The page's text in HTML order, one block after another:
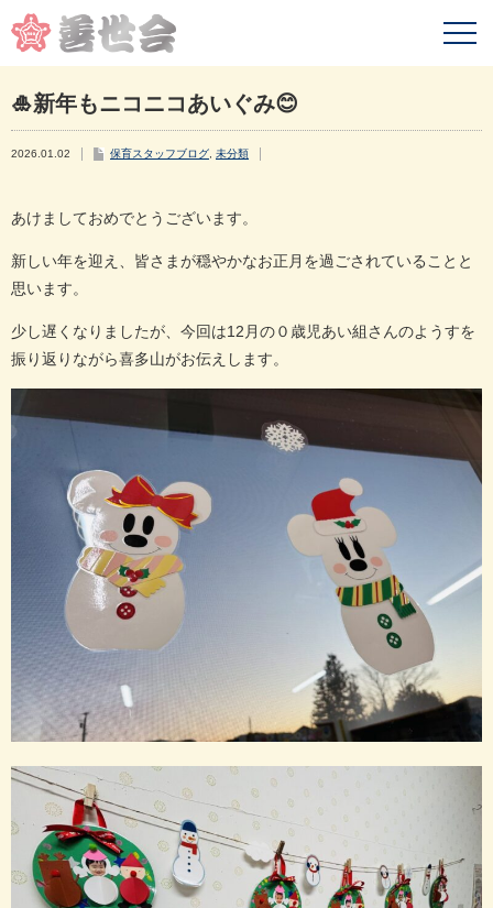
🎍新年もニコニコあいぐみ😊
2026.01.02 保育スタッフブログ 未分類
あけましておめでとうございます。
新しい年を迎え、皆さまが穏やかなお正月を過ごされていることと
思います。
少し遅くなりましたが、今回は12月の０歳児あい組さんのようすを
振り返りながら喜多山がお伝えします。